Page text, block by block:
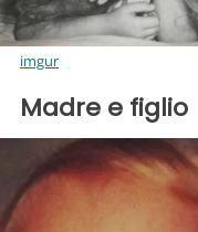
imgur
Madre e figlio